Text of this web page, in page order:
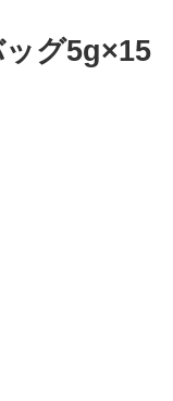
グ5g×15